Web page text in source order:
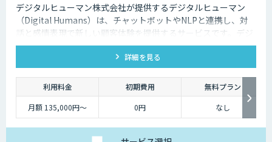
デジタルヒューマン株式会社が提供するデジタルヒューマン
（Digital Humans）は、チャットボットやNLPと連携し、対
話と感情表現で新しい顧客体験を提供するサービスです。デジ
タル従業員として、直感的で、インパクトがあり、競争力があ
るサービス創造と顧客体験が提供できます。
詳細を見る
利用料金 初期費用
無料プラン
月額 135,000円〜
0円 なし